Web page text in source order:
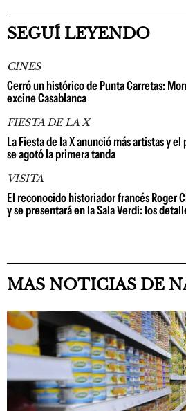
SEGUÍ LEYENDO
CINES
Cerró un histórico de Punta Carretas:
excine Casablanca
FIESTA DE LA X
La Fiesta de la X anunció más artistas y
se agotó la primera tanda
VISITA
El reconocido historiador francés Roger
y se presentará en la Sala Verdi: los
MAS NOTICIAS DE